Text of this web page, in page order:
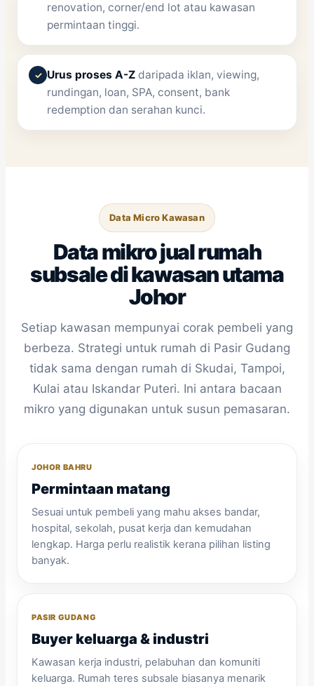
renovation, corner/end lot atau kawasan
permintaan tinggi.
✓ Urus proses A-Z daripada iklan, viewing,
rundingan, loan, SPA, consent, bank
redemption dan serahan kunci.
Data Micro Kawasan
Data mikro jual rumah
subsale di kawasan utama
Johor
Setiap kawasan mempunyai corak pembeli yang
berbeza. Strategi untuk rumah di Pasir Gudang
tidak sama dengan rumah di Skudai, Tampoi,
Kulai atau Iskandar Puteri. Ini antara bacaan
mikro yang digunakan untuk susun pemasaran.
JOHOR BAHRU
Permintaan matang
Sesuai untuk pembeli yang mahu akses bandar,
hospital, sekolah, pusat kerja dan kemudahan
lengkap. Harga perlu realistik kerana pilihan listing
banyak.
PASIR GUDANG
Buyer keluarga & industri
Kawasan kerja industri, pelabuhan dan komuniti
keluarga. Rumah teres subsale biasanya menarik